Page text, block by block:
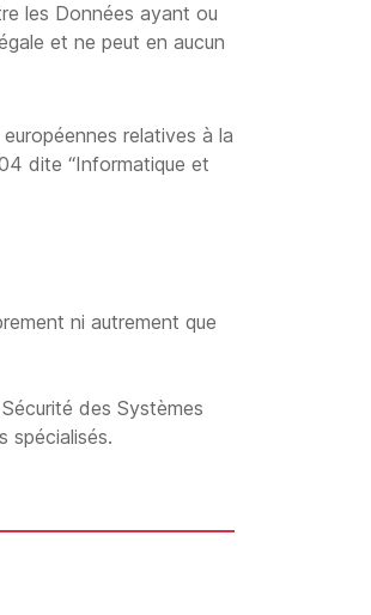
les Données ayant ou
et ne peut en aucun
relatives à la
dite “Informatique et
ni autrement que
des Systèmes
spécialisés.